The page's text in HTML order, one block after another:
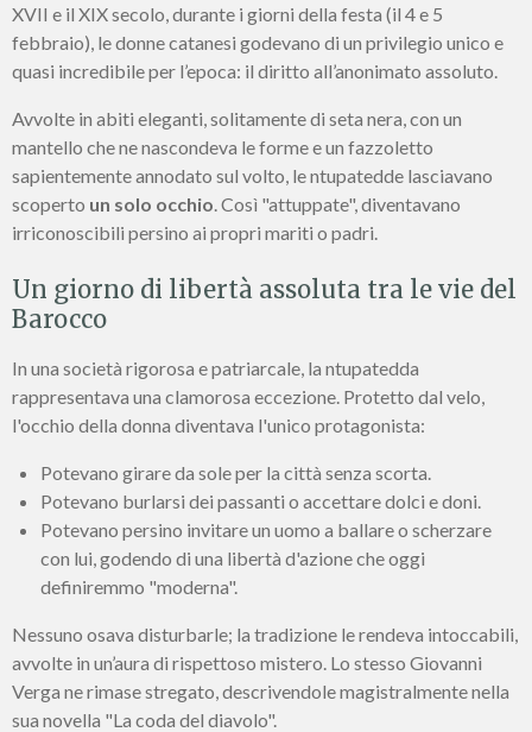
XVII e il XIX secolo, durante i giorni della festa (il 4 e 5
febbraio), le donne catanesi godevano di un privilegio unico e
quasi incredibile per l’epoca: il diritto all’anonimato assoluto.
Avvolte in abiti eleganti, solitamente di seta nera, con un
mantello che ne nascondeva le forme e un fazzoletto
sapientemente annodato sul volto, le ntupatedde lasciavano
scoperto un solo occhio . Così "attuppate", diventavano
irriconoscibili persino ai propri mariti o padri.
Un giorno di libertà assoluta tra le vie del
Barocco
In una società rigorosa e patriarcale, la ntupatedda
rappresentava una clamorosa eccezione. Protetto dal velo,
l'occhio della donna diventava l'unico protagonista:
Potevano girare da sole per la città senza scorta.
Potevano burlarsi dei passanti o accettare dolci e doni.
Potevano persino invitare un uomo a ballare o scherzare
con lui, godendo di una libertà d'azione che oggi
definiremmo "moderna".
Nessuno osava disturbarle; la tradizione le rendeva intoccabili,
avvolte in un’aura di rispettoso mistero. Lo stesso Giovanni
Verga ne rimase stregato, descrivendole magistralmente nella
sua novella "La coda del diavolo".